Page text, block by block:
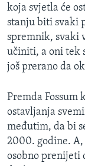
koja svjetla će
stanju biti svaki
spremnik, svaki
učiniti, a oni tek
još prerano da
Premda Fossum
ostavljanja
međutim, da bi
2000. godine.
osobno prenijeti